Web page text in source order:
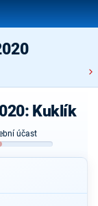
Kuklík
účast